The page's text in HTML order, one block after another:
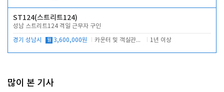
ST124(스트리트124)
성남 스트리트124 격일 근무자 구인
경기 성남시 월 3,600,000원 카운터 및 객실관리 전반 1년 이상
많이 본 기사